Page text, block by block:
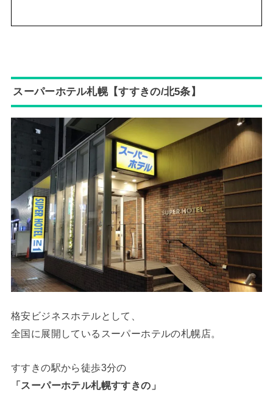
スーパーホテル札幌【すすきの/北5条】
格安ビジネスホテルとして、
全国に展開しているスーパーホテルの札幌店。
すすきの駅から徒歩3分の
「スーパーホテル札幌すすきの」